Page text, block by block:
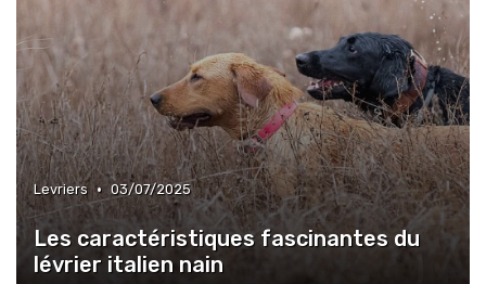
Levriers • 03/07/2025
Les caractéristiques fascinantes du
lévrier italien nain